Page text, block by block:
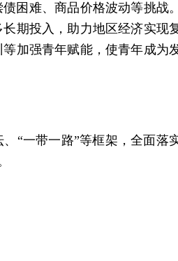
困难、商品价格波动等挑战
期投入，助力地区经济实现
加强青年赋能，使青年成为
“一带一路”等框架，全面落